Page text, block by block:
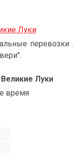
Луки
перевозки .
Луки
время